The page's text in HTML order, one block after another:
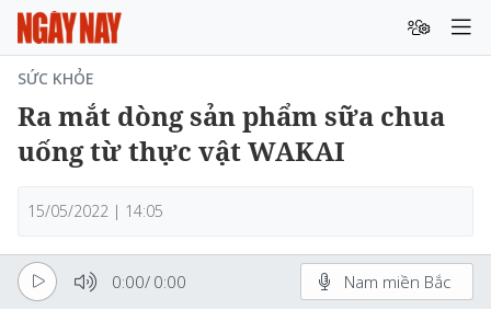
SỨC KHỎE
Ra mắt dòng sản phẩm sữa chua
uống từ thực vật WAKAI
15/05/2022 | 14:05
0:00/ 0:00 Nam miền Bắc